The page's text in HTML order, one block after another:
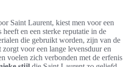
Saint Laurent, kiest men voor een
heeft en een sterke reputatie in de
die gebruikt worden, zijn van de
voor een lange levensduur en
voelen zich verbonden met de erfenis